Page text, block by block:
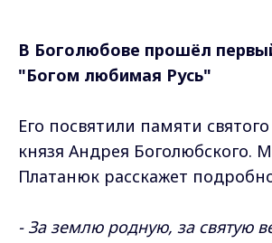
В Боголюбове прошёл
"Богом любимая Русь"
Его посвятили памяти
князя Андрея Боголюбского.
Платанюк расскажет
- За землю родную, за святую